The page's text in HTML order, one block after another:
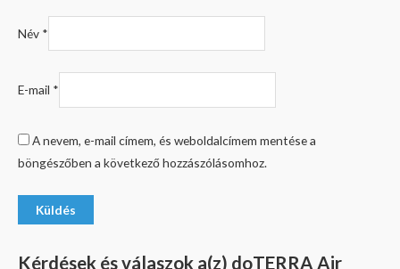
Név *
E-mail *
A nevem, e-mail címem, és weboldalcímem mentése a
böngészőben a következő hozzászólásomhoz.
Kérdések és válaszok a(z) doTERRA Air